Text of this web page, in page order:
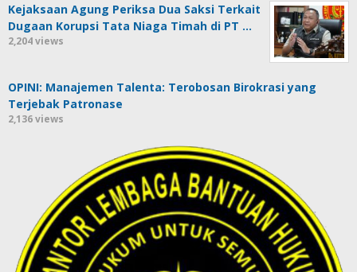
Kejaksaan Agung Periksa Dua Saksi Terkait
Dugaan Korupsi Tata Niaga Timah di PT …
2,204 views
OPINI: Manajemen Talenta: Terobosan Birokrasi yang
Terjebak Patronase
2,136 views